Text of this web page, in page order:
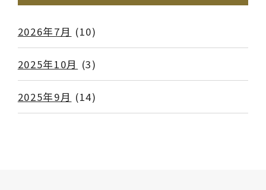
2026年7月 (10)
2025年10月 (3)
2025年9月 (14)